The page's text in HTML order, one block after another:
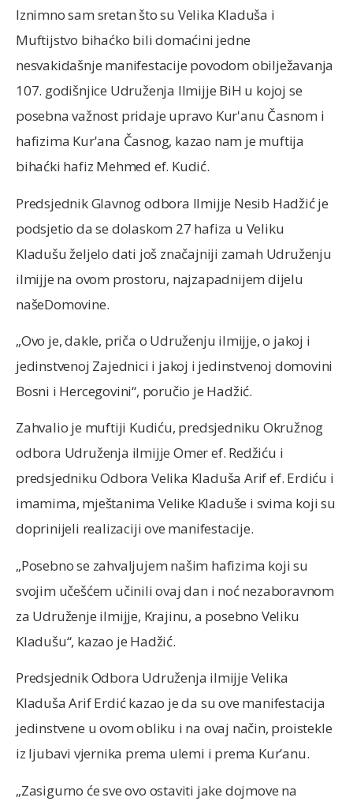
Iznimno sam sretan što su Velika Kladuša i
Muftijstvo bihaćko bili domaćini jedne
nesvakidašnje manifestacije povodom obilježavanja
107. godišnjice Udruženja Ilmijje BiH u kojoj se
posebna važnost pridaje upravo Kur'anu Časnom i
hafizima Kur'ana Časnog, kazao nam je muftija
bihaćki hafiz Mehmed ef. Kudić.
Predsjednik Glavnog odbora Ilmijje Nesib Hadžić je
podsjetio da se dolaskom 27 hafiza u Veliku
Kladušu željelo dati još značajniji zamah Udruženju
ilmijje na ovom prostoru, najzapadnijem dijelu
našeDomovine.
„Ovo je, dakle, priča o Udruženju ilmijje, o jakoj i
jedinstvenoj Zajednici i jakoj i jedinstvenoj domovini
Bosni i Hercegovini“, poručio je Hadžić.
Zahvalio je muftiji Kudiću, predsjedniku Okružnog
odbora Udruženja ilmijje Omer ef. Redžiću i
predsjedniku Odbora Velika Kladuša Arif ef. Erdiću i
imamima, mještanima Velike Kladuše i svima koji su
doprinijeli realizaciji ove manifestacije.
„Posebno se zahvaljujem našim hafizima koji su
svojim učešćem učinili ovaj dan i noć nezaboravnom
za Udruženje ilmijje, Krajinu, a posebno Veliku
Kladušu“, kazao je Hadžić.
Predsjednik Odbora Udruženja ilmijje Velika
Kladuša Arif Erdić kazao je da su ove manifestacija
jedinstvene u ovom obliku i na ovaj način, proistekle
iz ljubavi vjernika prema ulemi i prema Kur’anu.
„Zasigurno će sve ovo ostaviti jake dojmove na